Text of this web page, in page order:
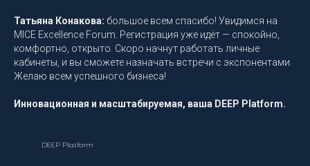
Татьяна Конакова: большое всем спасибо! Увидимся на
MICE Excellence Forum. Регистрация уже идёт — спокойно,
комфортно, открыто. Скоро начнут работать личные
кабинеты, и вы сможете назначать встречи с экспонентами.
Желаю всем успешного бизнеса!
Инновационная и масштабируемая, ваша DEEP Platform.
DEEP Platform